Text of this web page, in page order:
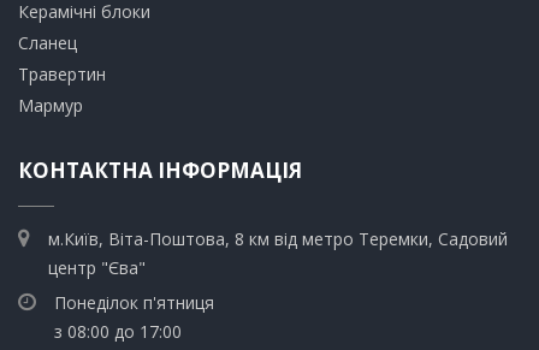
​Керамічні блоки
​Сланец
Травертин​
​Мармур
КОНТАКТНА ІНФОРМАЦІЯ
м.Київ, Віта-Поштова, 8 км від метро Теремки, Садовий
центр "Єва"
Понеділок п'ятниця
з 08:00 до 17:00